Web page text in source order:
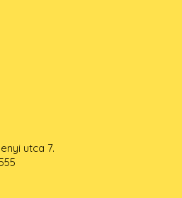
utca 7.